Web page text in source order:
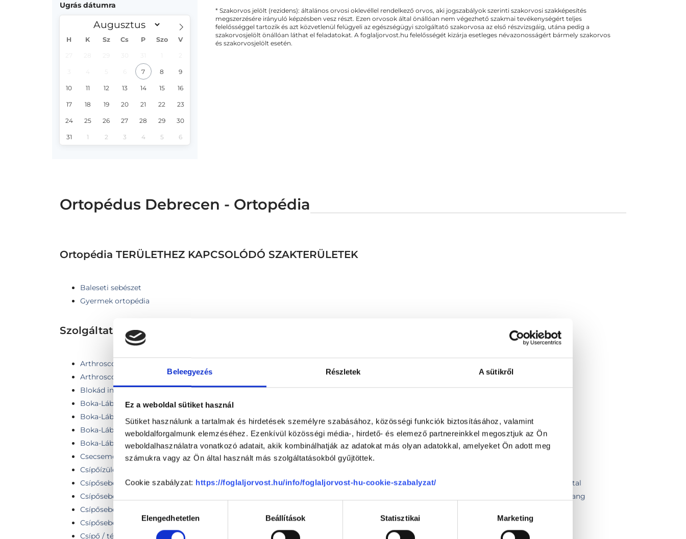
Beleegyezés Részletek A sütikről
Ez a weboldal sütiket használ
Sütiket használunk a tartalmak és hirdetések személyre szabásához, közösségi funkciók biztosításához, valamint
weboldalforgalmunk elemzéséhez. Ezenkívül közösségi média-, hirdető- és elemező partnereinkkel megosztjuk az Ön
weboldalhasználatra vonatkozó adatait, akik kombinálhatják az adatokat más olyan adatokkal, amelyeket Ön adott meg
számukra vagy az Ön által használt más szolgáltatásokból gyűjtöttek.
Cookie szabályzat: https://foglaljorvost.hu/info/foglaljorvost-hu-cookie-szabalyzat/
kiválasztásaElengedhetetlen Beállítások Statisztikai Marketing
Ugrás dátumra
H K Sz Cs P Szo V
7 8 9
10 11 12 13 14 15 16
17 18 19 20 21 22 23
24 25 26 27 28 29 30
31 1 2 3 4 5 6
* Szakorvos jelölt (rezidens): általános orvosi oklevéllel rendelkező orvos, aki jogszabályok szerinti szakorvosi szakképesítés
megszerzésére irányuló képzésben vesz részt. Ezen orvosok által önállóan nem végezhető szakmai tevékenységért teljes
felelősséggel tartozik és azt közvetlenül felügyeli az egészségügyi szolgáltató szakorvosa az első részvizsgáig, utána pedig a
szakorvosjelölt önállóan láthat el feladatokat. A foglaljorvost.hu felelősségét kizárja esetleges névazonosságért bármely szakorvos
és szakorvosjelölt esetén.
Ortopédus Debrecen - Ortopédia
Ortopédia TERÜLETHEZ KAPCSOLÓDÓ SZAKTERÜLETEK
Baleseti sebészet
Gyermek ortopédia
Szolgáltatások
Arthroscopos térdműtét
Arthroscopos vállműtét
Blokád injekció beadása szakorvosi vizsgálattal
Boka-Lábsebész kontroll vizsgálat
Boka-Lábsebész kontroll vizsgálat röntgennel
Boka-Lábsebész szakorvosi vizsgálat
Boka-Lábsebész szakorvosi vizsgálat röntgennel
Csecsemő ortopédiai szűrővizsgálat
Csípőízületi protetika
Csípősebészeti kontroll vizsgálat
Csípősebészeti kontroll vizsgálat röntgennel
Csípősebészeti szakorvosi vizsgálat
Csípősebészeti szakorvosi vizsgálat röntgennel
Csípő / térdprotézis konzultáció
Ortopédiai alapvizsgálat + SPRF terápia
Ortopédiai első távkonzultáció
Ortopédiai kontrollvizsgálat + SPRF terápia
Ortopédiai leletmegbeszélés
Ortopédiai receptfelírás rövid konzultációval
Ortopédiai szakorvosi vizsgálat
Ortopédiai szakorvosi vizsgálat ízületi ultrahang vizsgálattal
Ortopédiai szakorvosi vizsgálat lágyrész ortopédiai ultrahang
Ortopédiai szakorvosi vizsgálat röntgennel
Ortopédiai távkonzultáció kontroll